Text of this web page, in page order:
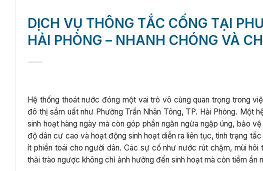
DỊCH VỤ THÔNG TẮC CỐNG TẠI
HẢI PHÒNG – NHANH CHÓNG VÀ
Hệ thống thoát nước đóng một vai trò vô cùng quan trọng trong
đô thị sầm uất như Phường Trần Nhân Tông, TP. Hải Phòng. Một
sinh hoạt hàng ngày mà còn góp phần ngăn ngừa ngập úng, bảo
độ dân cư cao và hoạt động sinh hoạt diễn ra liên tục, tình trạng
ít phiền toái cho người dân. Các sự cố như nước rút chậm, mùi
thải trào ngược không chỉ ảnh hưởng đến sinh hoạt mà còn tiềm ẩn